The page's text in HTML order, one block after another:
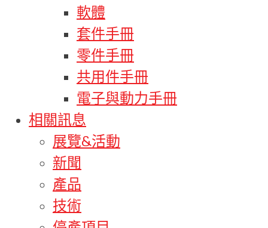
軟體
套件手冊
零件手冊
共用件手冊
電子與動力手冊
相關訊息
展覽&活動
新聞
產品
技術